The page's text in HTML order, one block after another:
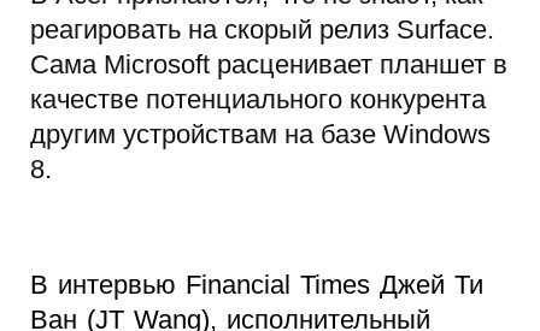
реагировать на скорый релиз Surface.
Сама Microsoft расценивает планшет в
качестве потенциального конкурента
другим устройствам на базе Windows
8.
В интервью Financial Times Джей Ти
Ван (JT Wang), исполнительный